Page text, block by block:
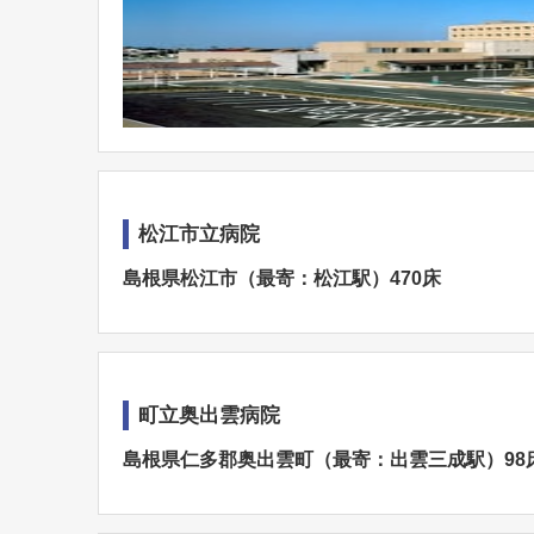
松江市立病院
島根県松江市（最寄：松江駅）470床
町立奥出雲病院
島根県仁多郡奥出雲町（最寄：出雲三成駅）98